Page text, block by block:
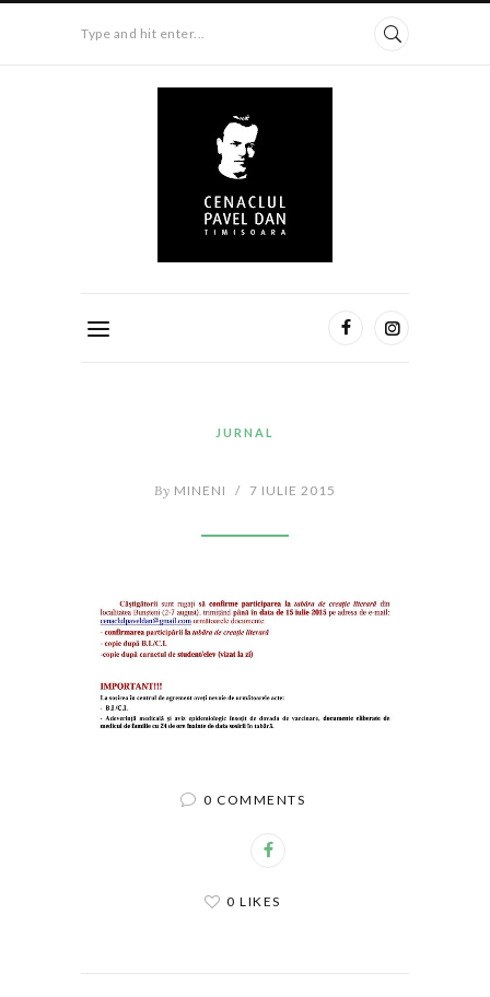
Type and hit enter...
JURNAL
By MINENI / 7 IULIE 2015
0 COMMENTS
0 LIKES